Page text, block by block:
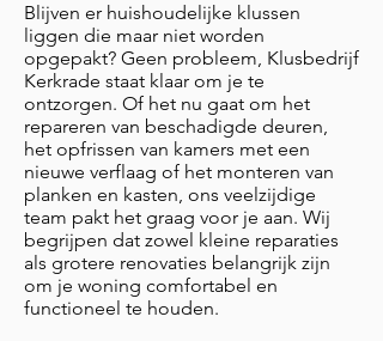
Blijven er huishoudelijke klussen
liggen die maar niet worden
opgepakt? Geen probleem, Klusbedrijf
Kerkrade staat klaar om je te
ontzorgen. Of het nu gaat om het
repareren van beschadigde deuren,
het opfrissen van kamers met een
nieuwe verflaag of het monteren van
planken en kasten, ons veelzijdige
team pakt het graag voor je aan. Wij
begrijpen dat zowel kleine reparaties
als grotere renovaties belangrijk zijn
om je woning comfortabel en
functioneel te houden.